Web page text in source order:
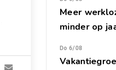
Meer
minder op
Do 6/08